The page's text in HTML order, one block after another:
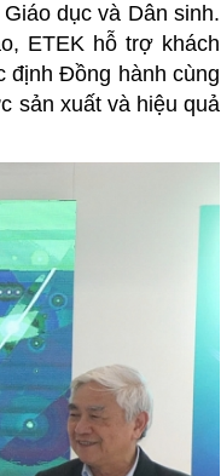
dục và Dân sinh.
ETEK hỗ trợ khách
định Đồng hành cùng
sản xuất và hiệu quả